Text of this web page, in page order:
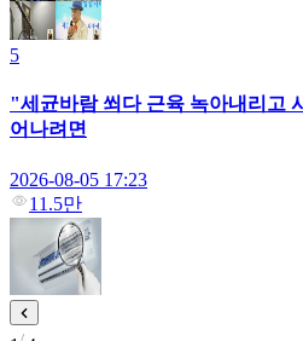
5
"세균바람 쐬다 근육 녹아내리고
어나려면
2026-08-05 17:23
11.5만